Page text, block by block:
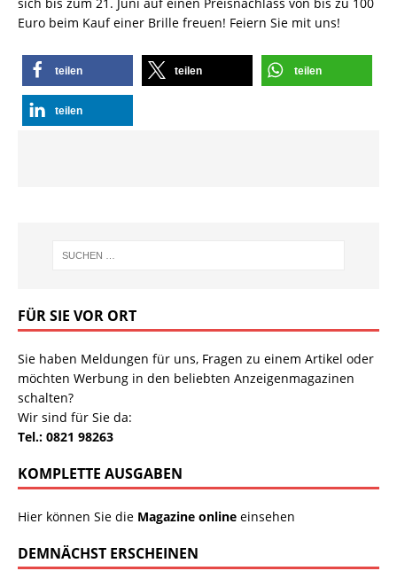
Euro beim Kauf einer Brille freuen! Feiern Sie mit uns!
teilen teilen teilen
teilen
FÜR SIE VOR ORT
Sie haben Meldungen für uns, Fragen zu einem Artikel oder
möchten Werbung in den beliebten Anzeigenmagazinen
schalten?
Wir sind für Sie da:
Tel.: 0821 98263
KOMPLETTE AUSGABEN
Hier können Sie die Magazine online einsehen
DEMNÄCHST ERSCHEINEN